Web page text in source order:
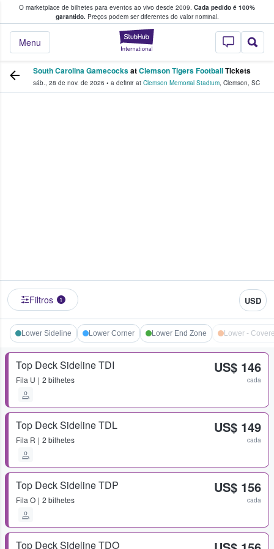
O marketplace de bilhetes para eventos ao vivo desde 2009. Cada pedido é 100%
garantido.Preços podem ser diferentes do valor nominal.
StubHub – onde
Menu
fãs compram e vendem bilhetes
South Carolina GamecocksatClemson Tigers FootballTickets
sáb., 28 de nov. de 2026 • a definir at Clemson Memorial Stadium, Clemson, SC
Filtros 1 USD
Lower Sideline Lower Corner Lower End Zone Lower -
Top Deck Sideline TDI
Fila U 2 bilhetes
US$ 146
cada
Top Deck Sideline TDL
Fila R 2 bilhetes
US$ 149
cada
Top Deck Sideline TDP
Fila O 2 bilhetes
US$ 156
cada
Top Deck Sideline TDO